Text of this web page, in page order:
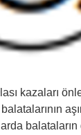
kazaları
balataların